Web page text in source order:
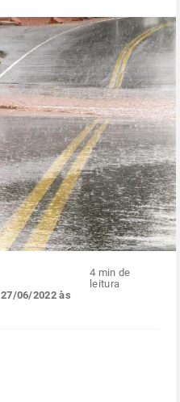
27/06/2022 às
4 min de
leitura